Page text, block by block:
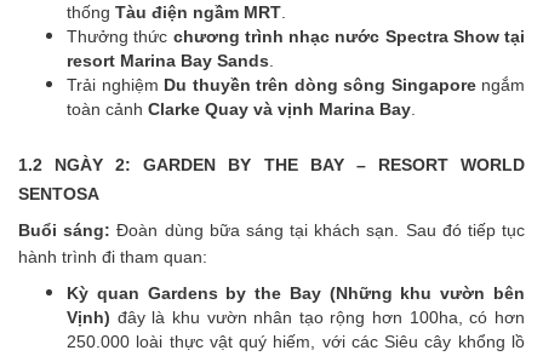
thống Tàu điện ngầm MRT
Thưởng thức chương trình nhạc nước Spectra Show tại
resort Marina Bay Sands
Trải nghiệm Du thuyền trên dòng sông Singaporengắm
toàn cảnh Clarke Quay và vịnh Marina Bay
1.2 NGÀY 2: GARDEN BY THE BAY – RESORT WORLD
SENTOSA
Buổi sáng:Đoàn dùng bữa sáng tại khách sạn. Sau đó tiếp tục
hành trình đi tham quan:
Kỳ quan Gardens by the Bay (Những khu vườn bên
Vịnh) đây là khu vườn nhân tạo rộng hơn 100ha, có hơn
250.000 loài thực vật quý hiếm, với các Siêu cây khổng lồ